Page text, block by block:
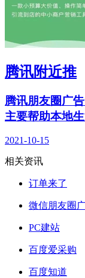
腾讯附近推
腾讯朋友圈广
主要帮助本地
2021-10-15
相关资讯
订单来了
微信朋友圈
PC建站
百度爱采购
百度知道